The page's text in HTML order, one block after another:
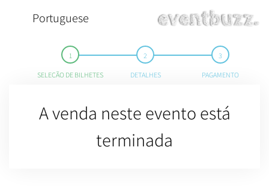
Portuguese
SELEÇÃO DE BILHETES DETALHES PAGAMENTO
A venda neste evento está
terminada